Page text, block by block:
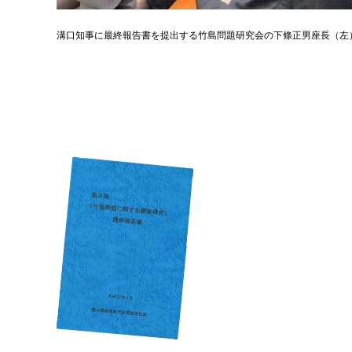
溝口知事に最終報告書を提出する竹島問題研究会の下條正男座長（左